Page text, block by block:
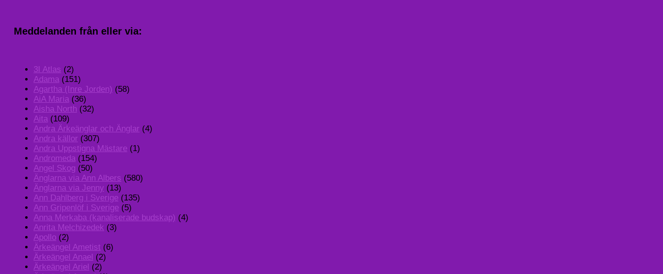
Meddelanden från eller via:
3I Atlas (2)
Adama (151)
Agartha (Inre Jorden) (58)
AiA Maria (36)
Aisha North (32)
Aita (109)
Andra Ärkeänglar och Änglar (4)
Andra källor (307)
Andra Uppstigna Mästare (1)
Andromeda (154)
Angel Skog (50)
Änglarna via Ann Albers (580)
Änglarna via Jenny (13)
Ann Dahlberg i Sverige (135)
Ann Gripenlöf i Sverige (5)
Anna Merkaba (kanaliserade budskap) (4)
Anrita Melchizedek (3)
Apollo (2)
Ärkeängel Ametist (6)
Ärkeängel Anael (2)
Ärkeängel Ariel (2)